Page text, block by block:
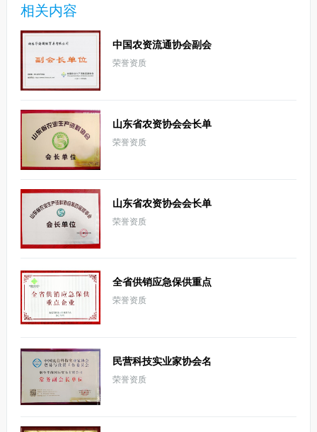
相关内容
中国农资流通协会副会
荣誉资质
山东省农资协会会长单
荣誉资质
山东省农资协会会长单
荣誉资质
全省供销应急保供重点
荣誉资质
民营科技实业家协会名
荣誉资质